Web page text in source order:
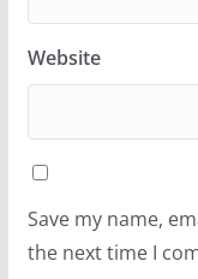
Website
Save my name,
the next time I